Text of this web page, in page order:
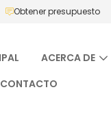
Obtener presupuesto
ACERCA DE
CONTACTO